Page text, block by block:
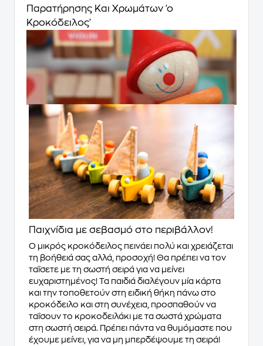
Παρατήρησης Και Χρωμάτων 'ο
Κροκόδειλος'
Παιχνίδια με σεβασμό στο περιβάλλον!
Ο μικρός κροκόδειλος πεινάει πολύ και χρειάζεται
τη βοήθειά σας αλλά, προσοχή! Θα πρέπει να τον
ταΐσετε με τη σωστή σειρά για να μείνει
ευχαριστημένος! Τα παιδιά διαλέγουν μία κάρτα
και την τοποθετούν στη ειδική θήκη πάνω στο
κροκόδειλο και στη συνέχεια, προσπαθούν να
ταΐσουν το κροκοδειλάκι με τα σωστά χρώματα
στη σωστή σειρά. Πρέπει πάντα να θυμόμαστε που
έχουμε μείνει, για να μη μπερδέψουμε τη σειρά!